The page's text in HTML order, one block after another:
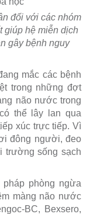
đối với các nhóm
giúp hệ miễn dịch
gây bệnh nguy
mắc các bệnh
trong những đợt
não nước trong
thể lây lan qua
xúc trực tiếp. Vì
đông người, đeo
trường sống sạch
phòng ngừa
màng não nước
BC, Bexsero,